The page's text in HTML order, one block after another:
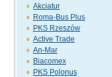
Akciatur
Roma-Bus Plus
PKS Rzeszów
Active Trade
An-Mar
Biacomex
PKS Polonus